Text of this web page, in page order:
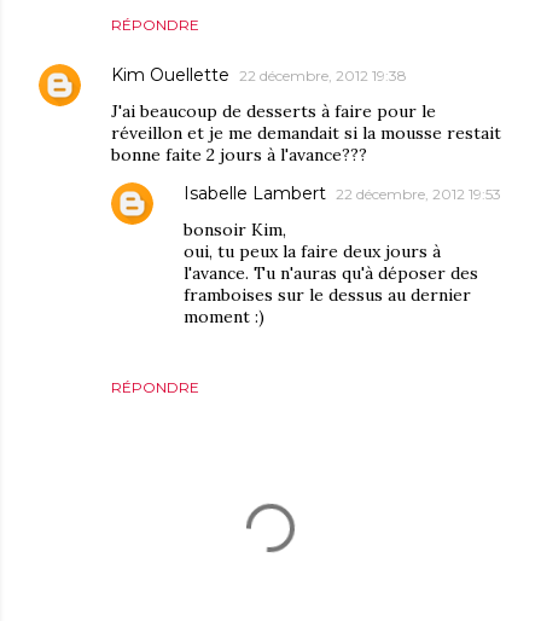
RÉPONDRE
Kim Ouellette 22 décembre, 2012 19:38
J'ai beaucoup de desserts à faire pour le
réveillon et je me demandait si la mousse restait
bonne faite 2 jours à l'avance???
RÉPONDRE
Isabelle Lambert 22 décembre, 2012 19:53
bonsoir Kim,
oui, tu peux la faire deux jours à
l'avance. Tu n'auras qu'à déposer des
framboises sur le dessus au dernier
moment :)